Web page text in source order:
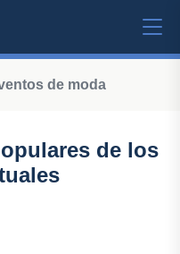
de moda
de los